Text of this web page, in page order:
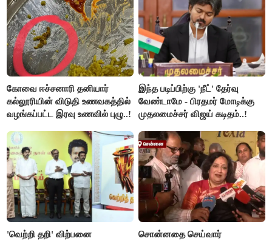
கோவை ஈச்சனாரி தனியார்
கல்லூரியின் விடுதி உணவகத்தில்
வழங்கப்பட்ட இரவு உணவில் புழு..!
இந்த படிப்பிற்கு 'நீட்' தேர்வு
வேண்டாமே - பிரதமர் மோடிக்கு
முதலமைச்சர் விஜய் கடிதம்..!
'வெற்றி தறி' விற்பனை
சொன்னதை செய்வார்